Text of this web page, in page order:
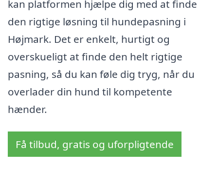
kan platformen hjælpe dig med at finde
den rigtige løsning til hundepasning i
Højmark. Det er enkelt, hurtigt og
overskueligt at finde den helt rigtige
pasning, så du kan føle dig tryg, når du
overlader din hund til kompetente
hænder.
Få tilbud, gratis og uforpligtende